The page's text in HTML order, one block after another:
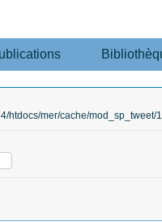
htdocs/mer/cache/mod_sp_tweet/